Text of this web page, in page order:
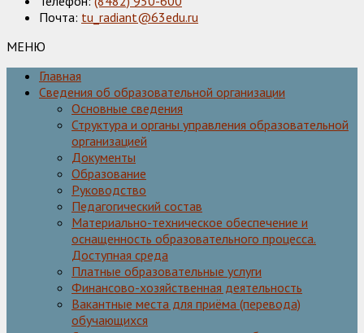
Почта: tu_radiant@63edu.ru
МЕНЮ
Главная
Сведения об образовательной организации
Основные сведения
Структура и органы управления образовательной
организацией
Документы
Образование
Руководство
Педагогический состав
Материально-техническое обеспечение и
оснащенность образовательного процесса.
Доступная среда
Платные образовательные услуги
Финансово-хозяйственная деятельность
Вакантные места для приёма (перевода)
обучающихся